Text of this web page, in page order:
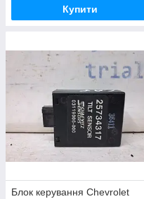
Купити
Блок керування Chevrolet